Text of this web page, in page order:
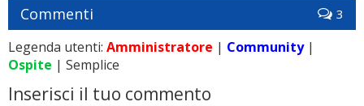
Commenti 3
Legenda utenti: Amministratore | Community|
Ospite | Semplice
Inserisci il tuo commento